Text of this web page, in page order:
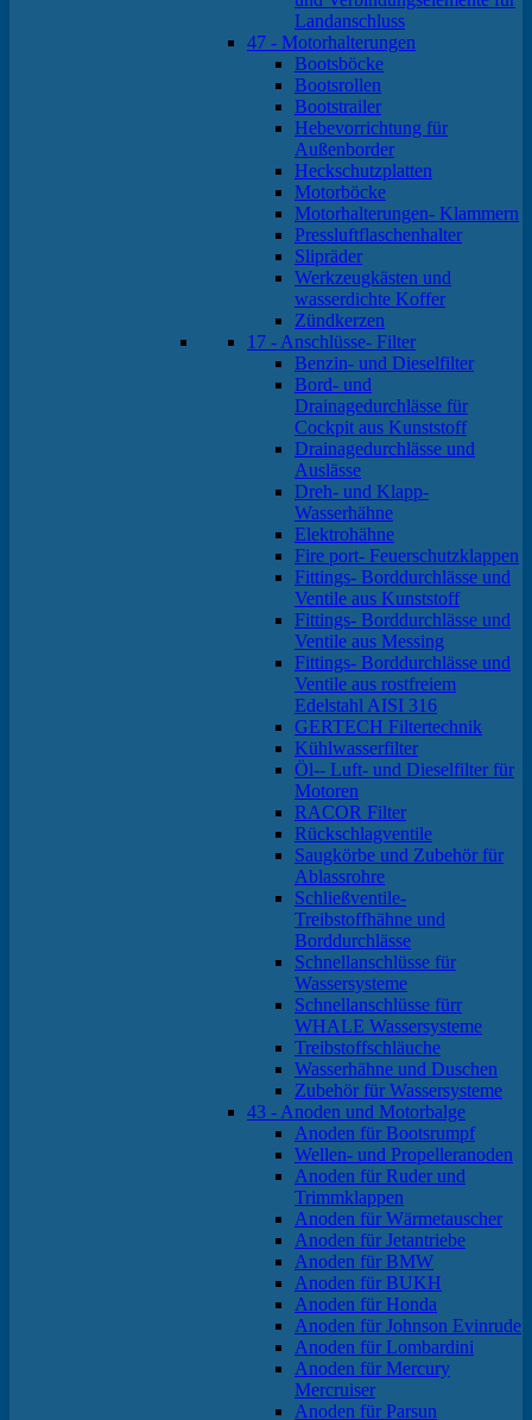
Landanschluss
47 - Motorhalterungen
Bootsböcke
Bootsrollen
Bootstrailer
Hebevorrichtung für
Außenborder
Heckschutzplatten
Motorböcke
Motorhalterungen- Klammern
Pressluftflaschenhalter
Slipräder
Werkzeugkästen und
wasserdichte Koffer
Zündkerzen
17 - Anschlüsse- Filter
Benzin- und Dieselfilter
Bord- und
Drainagedurchlässe für
Cockpit aus Kunststoff
Drainagedurchlässe und
Auslässe
Dreh- und Klapp-
Wasserhähne
Elektrohähne
Fire port- Feuerschutzklappen
Fittings- Borddurchlässe und
Ventile aus Kunststoff
Fittings- Borddurchlässe und
Ventile aus Messing
Fittings- Borddurchlässe und
Ventile aus rostfreiem
Edelstahl AISI 316
GERTECH Filtertechnik
Kühlwasserfilter
Öl-- Luft- und Dieselfilter für
Motoren
RACOR Filter
Rückschlagventile
Saugkörbe und Zubehör für
Ablassrohre
Schließventile-
Treibstoffhähne und
Borddurchlässe
Schnellanschlüsse für
Wassersysteme
Schnellanschlüsse fürr
WHALE Wassersysteme
Treibstoffschläuche
Wasserhähne und Duschen
Zubehör für Wassersysteme
43 - Anoden und Motorbalge
Anoden für Bootsrumpf
Wellen- und Propelleranoden
Anoden für Ruder und
Trimmklappen
Anoden für Wärmetauscher
Anoden für Jetantriebe
Anoden für BMW
Anoden für BUKH
Anoden für Honda
Anoden für Johnson Evinrude
Anoden für Lombardini
Anoden für Mercury
Mercruiser
Anoden für Parsun